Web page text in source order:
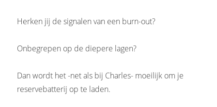
Herken jij de signalen van een burn-out?
Onbegrepen op de diepere lagen?
Dan wordt het -net als bij Charles- moeilijk om je
reservebatterij op te laden.